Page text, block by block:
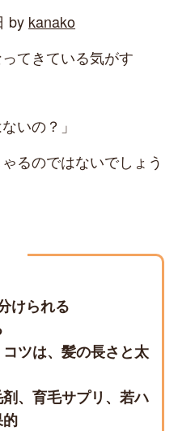
by kanako
てきている気がす
いの？」
るのではないでしょう
けられる
ツは、髪の長さと太
、育毛サプリ、若ハ
的